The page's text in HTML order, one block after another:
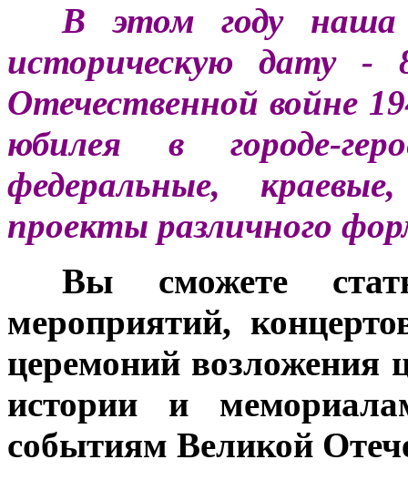
В этом году
историческую дату -
Отечественной войне
юбилея в городе-
федеральные,
проекты различного
Вы сможете
мероприятий,
церемоний возложения
истории и
событиям Великой